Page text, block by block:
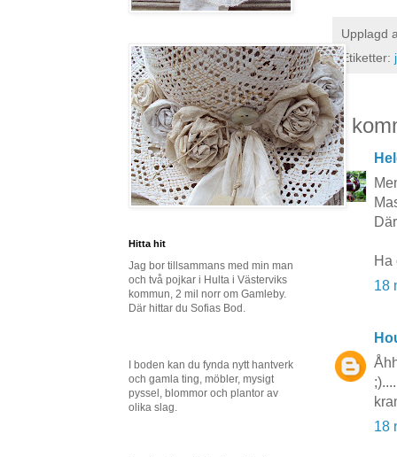
Upplagd
Etiketter:
7
Ha
18
18
Hitta hit
Jag bor tillsammans med min man
och två pojkar i Hulta i Västerviks
kommun, 2 mil norr om Gamleby.
Där hittar du Sofias Bod.
I boden kan du fynda nytt hantverk
och gamla ting, möbler, mysigt
pyssel, blommor och plantor av
olika slag.